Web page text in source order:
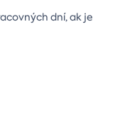
dní, ak je